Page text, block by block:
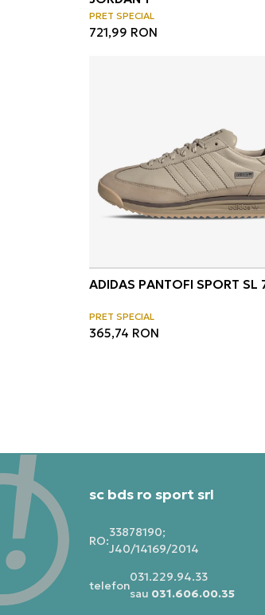
PRET SPECIAL
721,99 RON
ADIDAS PANTOFI SPORT SL
PRET SPECIAL
365,74 RON
sc bds ro sport srl
RO:
33878190;
J40/14169/2014
telefon:
031.229.94.33
sau 031.606.00.35